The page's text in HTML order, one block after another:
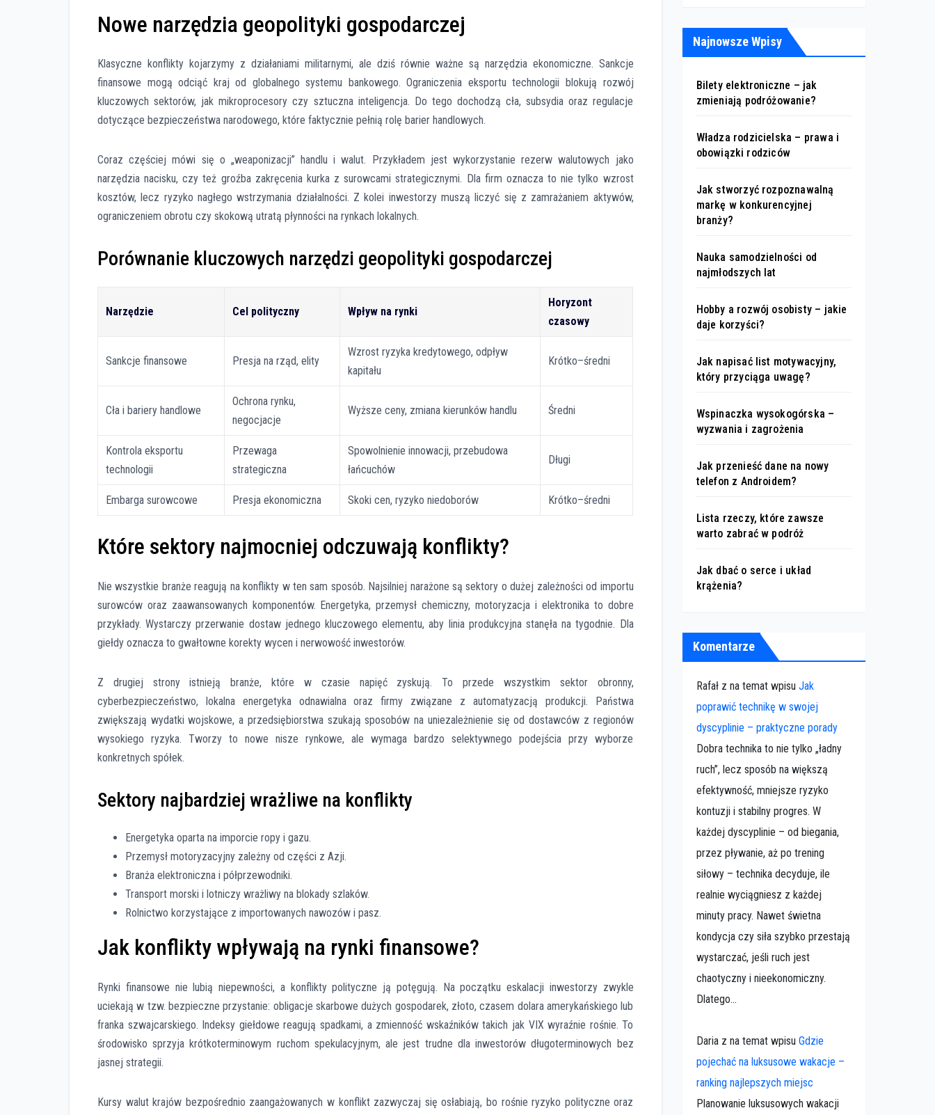
Nowe narzędzia geopolityki gospodarczej
Klasyczne konflikty kojarzymy z działaniami militarnymi, ale dziś równie ważne są narzędzia ekonomiczne. Sankcje
finansowe mogą odciąć kraj od globalnego systemu bankowego. Ograniczenia eksportu technologii blokują rozwój
kluczowych sektorów, jak mikroprocesory czy sztuczna inteligencja. Do tego dochodzą cła, subsydia oraz regulacje
dotyczące bezpieczeństwa narodowego, które faktycznie pełnią rolę barier handlowych.
Coraz częściej mówi się o „weaponizacji” handlu i walut. Przykładem jest wykorzystanie rezerw walutowych jako
narzędzia nacisku, czy też groźba zakręcenia kurka z surowcami strategicznymi. Dla firm oznacza to nie tylko wzrost
kosztów, lecz ryzyko nagłego wstrzymania działalności. Z kolei inwestorzy muszą liczyć się z zamrażaniem aktywów,
ograniczeniem obrotu czy skokową utratą płynności na rynkach lokalnych.
Porównanie kluczowych narzędzi geopolityki gospodarczej
Narzędzie Cel polityczny Wpływ na rynki
Horyzont
czasowy
Sankcje finansowe Presja na rząd, elity
Wzrost ryzyka kredytowego, odpływ
kapitału
Krótko–średni
Cła i bariery handlowe
Ochrona rynku,
negocjacje
Wyższe ceny, zmiana kierunków handlu Średni
Kontrola eksportu
technologii
Przewaga
strategiczna
Spowolnienie innowacji, przebudowa
łańcuchów
Długi
Embarga surowcowe Presja ekonomiczna Skoki cen, ryzyko niedoborów Krótko–średni
Które sektory najmocniej odczuwają konflikty?
Nie wszystkie branże reagują na konflikty w ten sam sposób. Najsilniej narażone są sektory o dużej zależności od importu
surowców oraz zaawansowanych komponentów. Energetyka, przemysł chemiczny, motoryzacja i elektronika to dobre
przykłady. Wystarczy przerwanie dostaw jednego kluczowego elementu, aby linia produkcyjna stanęła na tygodnie. Dla
giełdy oznacza to gwałtowne korekty wycen i nerwowość inwestorów.
Z drugiej strony istnieją branże, które w czasie napięć zyskują. To przede wszystkim sektor obronny,
cyberbezpieczeństwo, lokalna energetyka odnawialna oraz firmy związane z automatyzacją produkcji. Państwa
zwiększają wydatki wojskowe, a przedsiębiorstwa szukają sposobów na uniezależnienie się od dostawców z regionów
wysokiego ryzyka. Tworzy to nowe nisze rynkowe, ale wymaga bardzo selektywnego podejścia przy wyborze
konkretnych spółek.
Sektory najbardziej wrażliwe na konflikty
Energetyka oparta na imporcie ropy i gazu.
Przemysł motoryzacyjny zależny od części z Azji.
Branża elektroniczna i półprzewodniki.
Transport morski i lotniczy wrażliwy na blokady szlaków.
Rolnictwo korzystające z importowanych nawozów i pasz.
Jak konflikty wpływają na rynki finansowe?
Rynki finansowe nie lubią niepewności, a konflikty polityczne ją potęgują. Na początku eskalacji inwestorzy zwykle
uciekają w tzw. bezpieczne przystanie: obligacje skarbowe dużych gospodarek, złoto, czasem dolara amerykańskiego lub
franka szwajcarskiego. Indeksy giełdowe reagują spadkami, a zmienność wskaźników takich jak VIX wyraźnie rośnie. To
środowisko sprzyja krótkoterminowym ruchom spekulacyjnym, ale jest trudne dla inwestorów długoterminowych bez
jasnej strategii.
Kursy walut krajów bezpośrednio zaangażowanych w konflikt zazwyczaj się osłabiają, bo rośnie ryzyko polityczne oraz
Najnowsze Wpisy
Bilety elektroniczne – jak
zmieniają podróżowanie?
Władza rodzicielska – prawa i
obowiązki rodziców
Jak stworzyć rozpoznawalną
markę w konkurencyjnej
branży?
Nauka samodzielności od
najmłodszych lat
Hobby a rozwój osobisty – jakie
daje korzyści?
Jak napisać list motywacyjny,
który przyciąga uwagę?
Wspinaczka wysokogórska –
wyzwania i zagrożenia
Jak przenieść dane na nowy
telefon z Androidem?
Lista rzeczy, które zawsze
warto zabrać w podróż
Jak dbać o serce i układ
krążenia?
Komentarze
Rafał z na temat wpisu Jak
poprawić technikę w swojej
dyscyplinie – praktyczne porady
Dobra technika to nie tylko „ładny
ruch”, lecz sposób na większą
efektywność, mniejsze ryzyko
kontuzji i stabilny progres. W
każdej dyscyplinie – od biegania,
przez pływanie, aż po trening
siłowy – technika decyduje, ile
realnie wyciągniesz z każdej
minuty pracy. Nawet świetna
kondycja czy siła szybko przestają
wystarczać, jeśli ruch jest
chaotyczny i nieekonomiczny.
Dlatego...
Daria z na temat wpisu Gdzie
pojechać na luksusowe wakacje –
ranking najlepszych miejsc
Planowanie luksusowych wakacji